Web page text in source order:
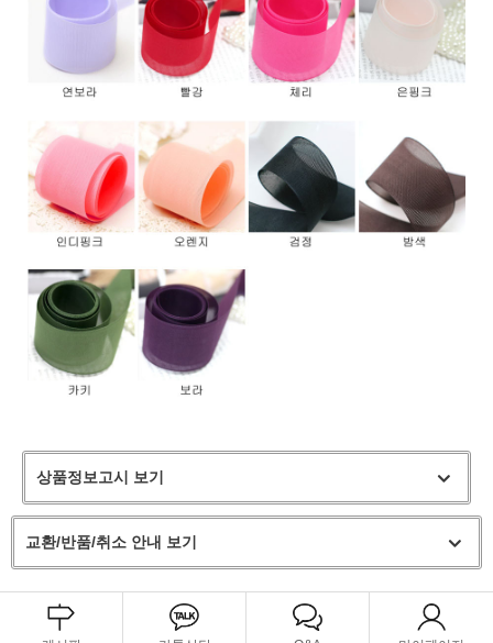
상품정보고시 보기
교환/반품/취소 안내 보기